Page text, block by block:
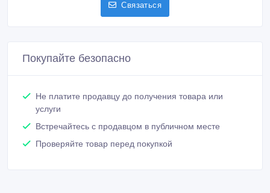
Связаться
Покупайте безопасно
Не платите продавцу до получения товара или
услуги
Встречайтесь с продавцом в публичном месте
Проверяйте товар перед покупкой